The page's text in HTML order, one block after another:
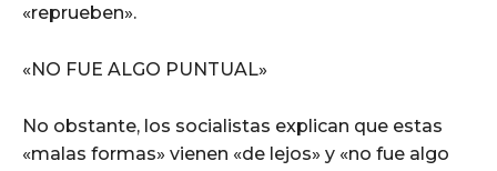
«reprueben».
«NO FUE ALGO PUNTUAL»
No obstante, los socialistas explican que estas
«malas formas» vienen «de lejos» y «no fue algo